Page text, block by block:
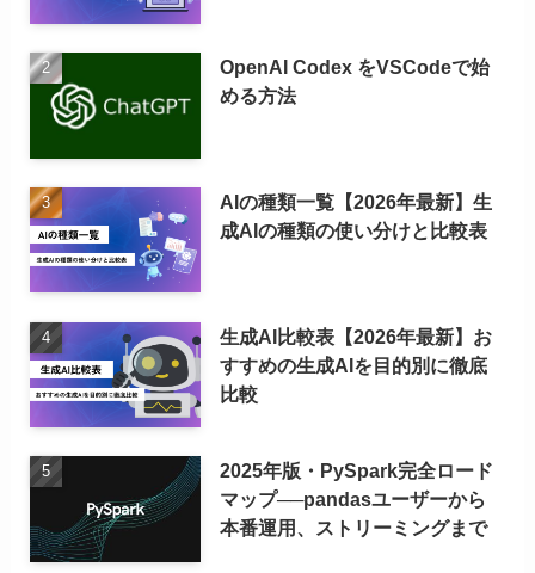
OpenAI Codex をVSCodeで始
める方法
AIの種類一覧【2026年最新】生
成AIの種類の使い分けと比較表
生成AI比較表【2026年最新】お
すすめの生成AIを目的別に徹底
比較
2025年版・PySpark完全ロード
マップ──pandasユーザーから
本番運用、ストリーミングまで